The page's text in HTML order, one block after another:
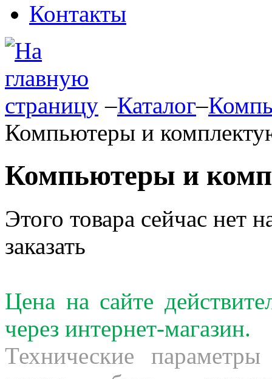
Контакты
–Каталог–
Компьютеры и
Компьютеры и
Этого товара сейчас нет
заказать
Цена на сайте
через интернет-магазин.
Технические